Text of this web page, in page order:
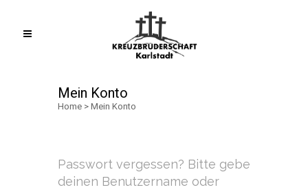
Mein Konto
Home>Mein Konto
Passwort vergessen? Bitte gebe
deinen Benutzername oder